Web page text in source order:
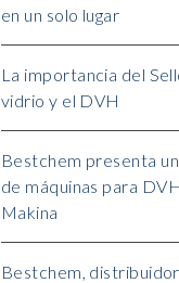
en un solo lugar
La importancia del
vidrio y el DVH
Bestchem presenta
de máquinas para
Makina
Bestchem,